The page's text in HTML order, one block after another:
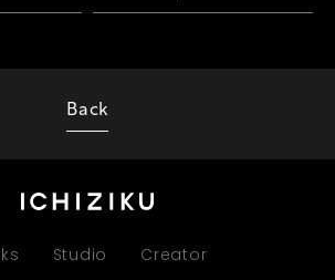
Back
Studio Creator